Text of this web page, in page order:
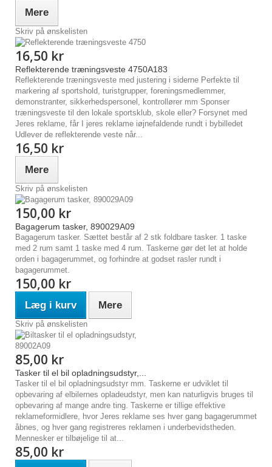
Mere
Skriv på ønskelisten
16,50 kr
Reflekterende træningsveste 4750A183
Reflekterende træningsveste med justering i siderne Perfekte til
markering af sportshold, turistgrupper, foreningsmedlemmer,
demonstranter, sikkerhedspersonel, kontrollører mm Sponser
træningsveste til den lokale sportsklub, skole eller? Forsynet med
Jeres reklame, får I jeres reklame iøjnefaldende rundt i bybilledet
Udlever de reflekterende veste når...
16,50 kr
Mere
Skriv på ønskelisten
150,00 kr
Bagagerum tasker, 890029A09
Bagagerum tasker. Sættet består af 2 stk foldbare tasker. 1 taske
med 2 rum samt 1 taske med 4 rum. Taskerne gør det let at holde
orden i bagagerummet, og forhindre at godset rasler rundt i
bagagerummet.
150,00 kr
Læg i kurv Mere
Skriv på ønskelisten
85,00 kr
Tasker til el bil opladningsudstyr,...
Tasker til el bil opladningsudstyr mm. Taskerne er udviklet til
opbevaring af elbilernes opladeudstyr, men kan naturligvis bruges til
opbevaring af mange andre ting. Taskerne er tillige effektive
reklameformidlere, hvor Jeres reklame ses hver gang bagagerummet
åbnes, og hver gang registreres reklamen i underbevidstheden.
Mennesker er tilbøjelige til at...
85,00 kr